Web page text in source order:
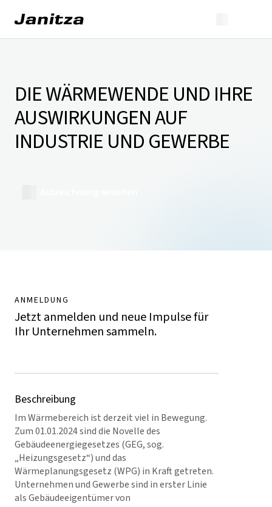
DIE WÄRMEWENDE UND IHRE
AUSWIRKUNGEN AUF
INDUSTRIE UND GEWERBE
ANMELDUNG
Jetzt anmelden und neue Impulse für
Ihr Unternehmen sammeln.
Beschreibung
Im Wärmebereich ist derzeit viel in Bewegung.
Zum 01.01.2024 sind die Novelle des
Gebäudeenergiegesetzes (GEG, sog.
„Heizungsgesetz“) und das
Wärmeplanungsgesetz (WPG) in Kraft getreten.
Unternehmen und Gewerbe sind in erster Linie
als Gebäudeeigentümer von